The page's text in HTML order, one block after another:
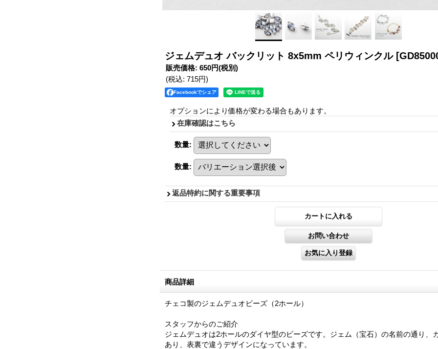
ジェムデュオ バックリット 8x5mm ペリウィンクル
販売価格: 650円(税別)
(税込: 715円)
Facebookでシェア
オプションにより価格が変わる場合もあります。
在庫確認はこちら
数量:
数量:
返品特約に関する重要事項
商品詳細
チェコ製のジェムデュオビーズ（2ホール）
スタッフからのご紹介
ジェムデュオは2ホールのダイヤ型のビーズです。ジェム（宝石）の名前の通り、
あり、表裏で違うデザインになっています。